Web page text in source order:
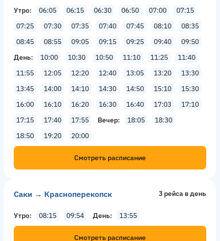
Утро 06:05 06:15 06:30 06:50 07:00
07:15
07:25
07:30 07:35 07:40 07:45 08:10
08:35
08:45
08:55 09:05 09:15 09:25 09:40
09:50
День
10:00 10:30 10:50 11:10 11:25
11:40
11:55
12:05 12:20 12:40 13:05 13:20
13:30
13:45
14:00 14:10 14:30 14:50 15:10
15:30
16:00
16:10 16:20 16:30 16:40 17:03
17:10
17:15
17:40 17:55 Вечер 18:05
18:30
18:50
19:20 20:00
Смотреть расписание
Саки → Красноперекопск 3 рейсa в день
Утро 08:15 09:54 День 13:55
Смотреть расписание